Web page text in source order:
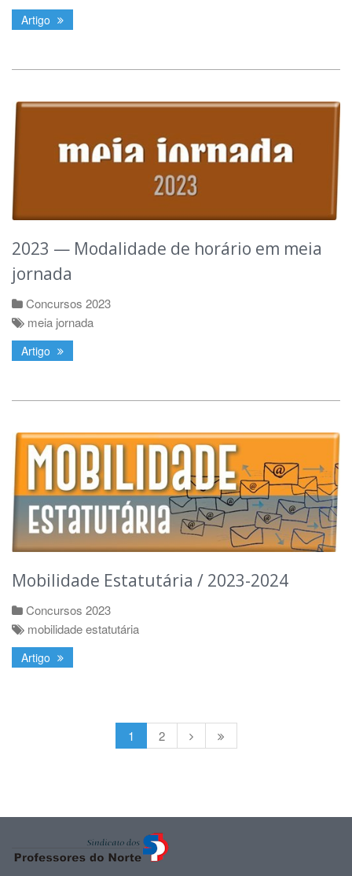
Artigo
2023 — Modalidade de horário em meia
jornada
Concursos 2023
meia jornada
Artigo
Mobilidade Estatutária / 2023-2024
Concursos 2023
mobilidade estatutária
Artigo
1 2